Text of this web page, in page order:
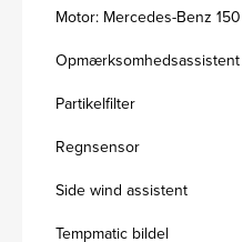
Motor: Mercedes-Benz 150
Opmærksomhedsassistent
Partikelfilter
Regnsensor
Side wind assistent
Tempmatic bildel